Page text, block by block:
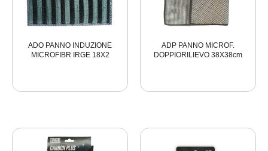
ADO PANNO INDUZIONE
MICROFIBR IRGE 18X2
ADP PANNO MICROF.
DOPPIORILIEVO 38X38cm